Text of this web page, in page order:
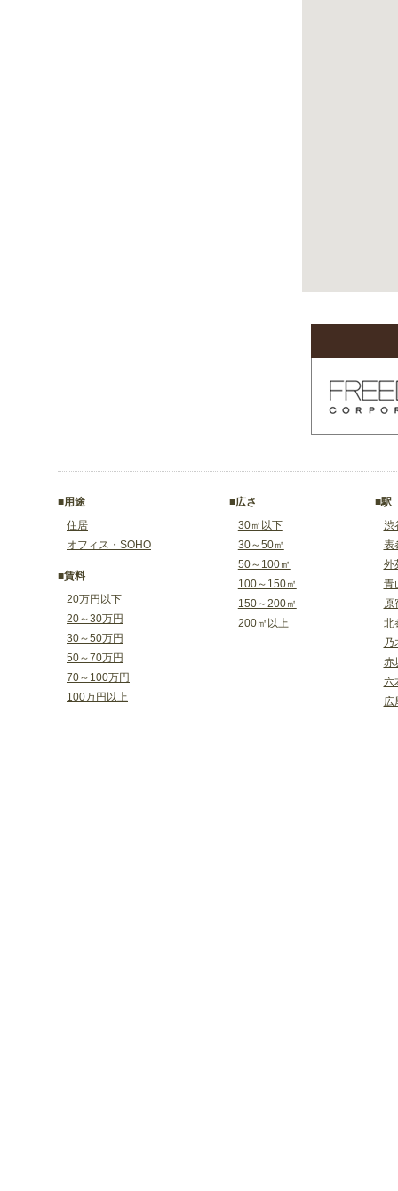
■用途
住居
オフィス・SOHO
■賃料
20万円以下
20～30万円
30～50万円
50～70万円
70～100万円
100万円以上
■広さ
30㎡以下
30～50㎡
50～100㎡
100～150㎡
150～200㎡
200㎡以上
■駅
渋
表
外
青
原
北
乃
赤
六
広